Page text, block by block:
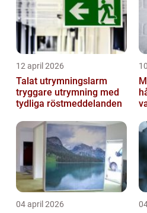
12 april 2026
Talat utrymningslarm
tryggare utrymning med
tydliga röstmeddelanden
04 april 2026